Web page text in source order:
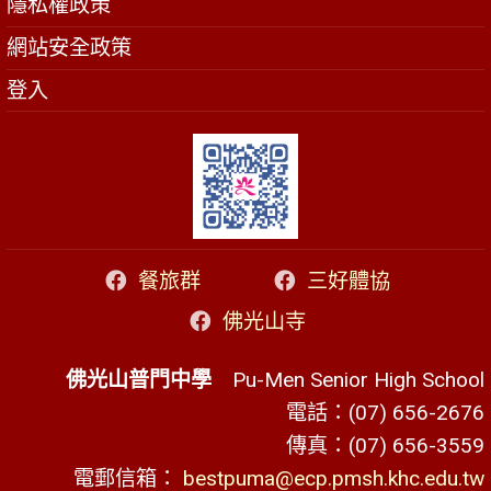
隱私權政策
網站安全政策
登入
餐旅群
三好體協
佛光山寺
佛光山普門中學 Pu-Men Senior High School
電話：(07) 656-2676
傳真：(07) 656-3559
電郵信箱： bestpuma@ecp.pmsh.khc.edu.tw